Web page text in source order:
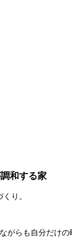
和する家
り。
らも自分だけ